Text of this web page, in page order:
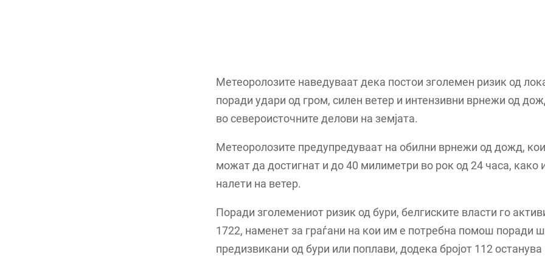
Метеоролозите наведуваат дека постои зголемен ризик од
поради удари од гром, силен ветер и интензивни врнежи од
во североисточните делови на земјата.
Метеоролозите предупредуваат на обилни врнежи од дожд,
можат да достигнат и до 40 милиметри во рок од 24 часа, како
налети на ветер.
Поради зголемениот ризик од бури, белгиските власти го
1722, наменет за граѓани на кои им е потребна помош поради
предизвикани од бури или поплави, додека бројот 112 останува